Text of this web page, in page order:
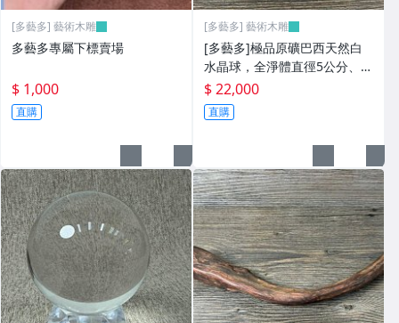
[多藝多] 藝術木雕
多藝多專屬下標賣場
$ 1,000
直購
[多藝多] 藝術木雕
[多藝多]極品原礦巴西天然白
水晶球，全淨體直徑5公分、晶
體非常通透
$ 22,000
直購